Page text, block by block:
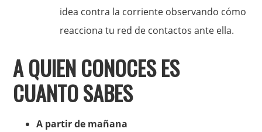
idea contra la corriente observando cómo
reacciona tu red de contactos ante ella.
A QUIEN CONOCES ES
CUANTO SABES
A partir de mañana